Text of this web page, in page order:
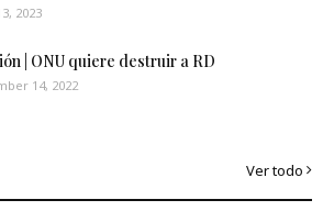
2023
| ONU quiere destruir a RD
14, 2022
Ver todo